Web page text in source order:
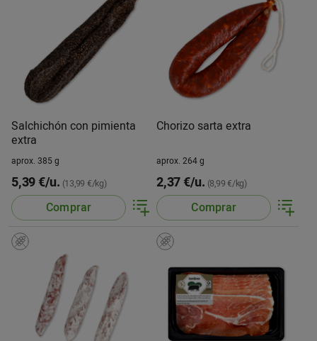
Salchichón con pimienta
extra
aprox. 385 g
5,39 €/u. (13,99 €/kg)
Comprar
Chorizo sarta extra
aprox. 264 g
2,37 €/u. (8,99 €/kg)
Comprar